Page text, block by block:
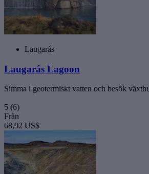
Laugarás
Laugarás Lagoon
Simma i geotermiskt vatten och besök
5 (6)
Från
68,92 US$